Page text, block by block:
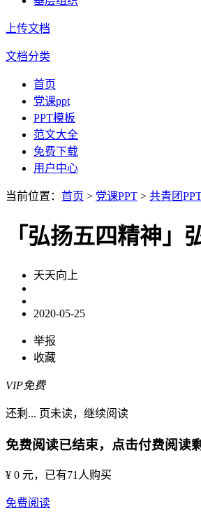
上传文档
文档分类
首页
党课ppt
PPT模板
范文大全
免费下载
用户中心
当前位置： 首页 > 党课PPT > 共青团
「弘扬五四精神
天天向上
2020-05-25
举报
收藏
VIP免费
还剩 ... 页未读， 继续阅读
免费阅读已结束，点击付费阅读
¥ 0 元，已有71 人购买
免费阅读